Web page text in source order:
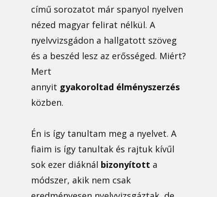
című sorozatot már spanyol nyelven
nézed magyar felirat nélkül. A
nyelvvizsgádon a hallgatott szöveg
és a beszéd lesz az erősséged. Miért?
Mert
annyit gyakoroltad élményszerzés
közben.
Én is így tanultam meg a nyelvet. A
fiaim is így tanultak és rajtuk kívűl
sok ezer diáknál bizonyított a
módszer, akik nem csak